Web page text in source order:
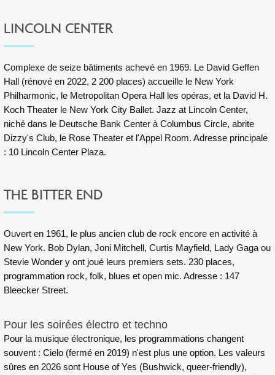
LINCOLN CENTER
Complexe de seize bâtiments achevé en 1969. Le David Geffen
Hall (rénové en 2022, 2 200 places) accueille le New York
Philharmonic, le Metropolitan Opera Hall les opéras, et la David H.
Koch Theater le New York City Ballet. Jazz at Lincoln Center,
niché dans le Deutsche Bank Center à Columbus Circle, abrite
Dizzy's Club, le Rose Theater et l'Appel Room. Adresse principale
: 10 Lincoln Center Plaza.
THE BITTER END
Ouvert en 1961, le plus ancien club de rock encore en activité à
New York. Bob Dylan, Joni Mitchell, Curtis Mayfield, Lady Gaga ou
Stevie Wonder y ont joué leurs premiers sets. 230 places,
programmation rock, folk, blues et open mic. Adresse : 147
Bleecker Street.
Pour les soirées électro et techno
Pour la musique électronique, les programmations changent
souvent : Cielo (fermé en 2019) n'est plus une option. Les valeurs
sûres en 2026 sont House of Yes (Bushwick, queer-friendly),